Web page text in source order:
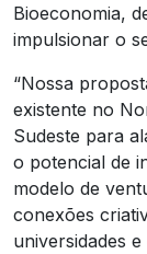
Bioeconomia,
impulsionar o
“Nossa
existente no
Sudeste para
o potencial de
modelo de
conexões
universidades